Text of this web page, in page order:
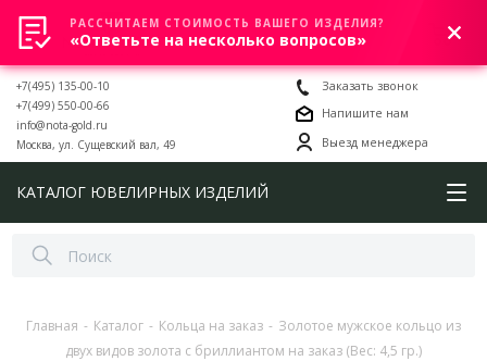
0
+7(495) 135-00-10
+7(499) 550-00-66
info@nota-gold.ru
Москва, ул. Сущевский вал, 49
Заказать звонок
Напишите нам
Выезд менеджера
КАТАЛОГ ЮВЕЛИРНЫХ ИЗДЕЛИЙ
Главная - Каталог - Кольца на заказ - Золотое мужское кольцо из
двух видов золота с бриллиантом на заказ (Вес: 4,5 гр.)
РАССЧИТАЕМ СТОИМОСТЬ ВАШЕГО ИЗДЕЛИЯ?
«Ответьте на несколько вопросов»